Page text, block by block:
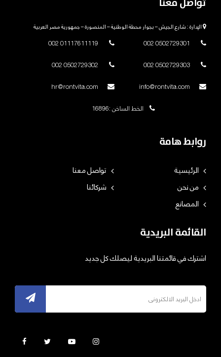
الإدارة : شارع الجيش – بجوار محطة الوطنية – المنصورة – جمهورية مصر العربية
الخط الساخن :16896
روابط هامة
الرئيسية
تواصل معنا
من نحن
شركائنا
المصانع
القائمة البريدية
اشترك في قائمتنا البريدية ليصلك كل جديد